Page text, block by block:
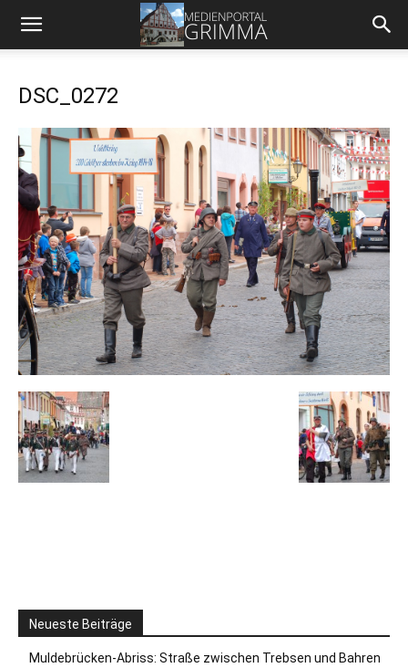
DSC_0272
Neueste Beiträge
Muldebrücken-Abriss: Straße zwischen Trebsen und Bahren